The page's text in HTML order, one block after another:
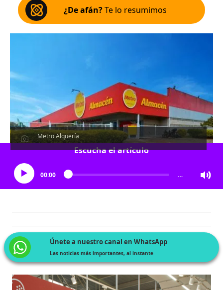
¿De afán?Te lo resumimos
Metro Alquería
Escucha el artículo
00:00 …
Únete a nuestro canal en WhatsApp
Las noticias más importantes, al instante